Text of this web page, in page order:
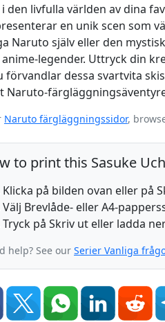
i den livfulla världen av dina
en unik scen som
Naruto själv eller den
anime-legender. Uttryck din
förvandlar dessa svartvita
Naruto-
Naruto färgläggningssidor,
to print this Sasuke
Klicka på bilden ovan eller på
Välj Brevlåde- eller A4-
Tryck på Skriv ut eller ladda
help? See our Serier Vanliga